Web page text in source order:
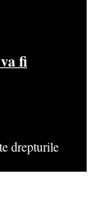
fi
drepturile